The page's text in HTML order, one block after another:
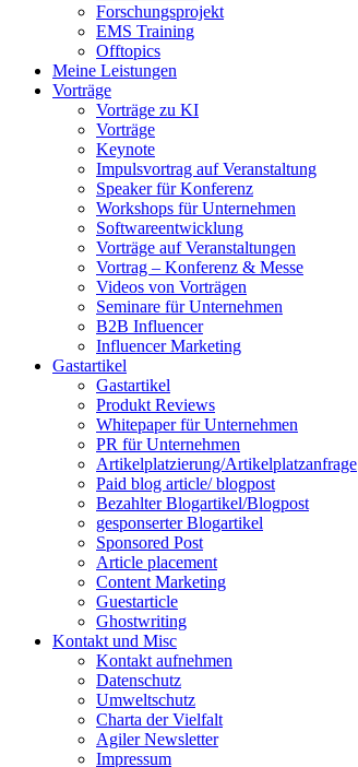
Forschungsprojekt
EMS Training
Offtopics
Meine Leistungen
Vorträge
Vorträge zu KI
Vorträge
Keynote
Impulsvortrag auf Veranstaltung
Speaker für Konferenz
Workshops für Unternehmen
Softwareentwicklung
Vorträge auf Veranstaltungen
Vortrag – Konferenz & Messe
Videos von Vorträgen
Seminare für Unternehmen
B2B Influencer
Influencer Marketing
Gastartikel
Gastartikel
Produkt Reviews
Whitepaper für Unternehmen
PR für Unternehmen
Artikelplatzierung/Artikelplatzanfrage
Paid blog article/ blogpost
Bezahlter Blogartikel/Blogpost
gesponserter Blogartikel
Sponsored Post
Article placement
Content Marketing
Guestarticle
Ghostwriting
Kontakt und Misc
Kontakt aufnehmen
Datenschutz
Umweltschutz
Charta der Vielfalt
Agiler Newsletter
Impressum